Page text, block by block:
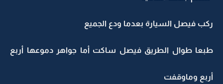
ركب فيصل السيارة بعدما ودع الجميع
طبعا طوال الطريق فيصل ساكت أما جواهر دموعها أربع
أربع وماوقفت